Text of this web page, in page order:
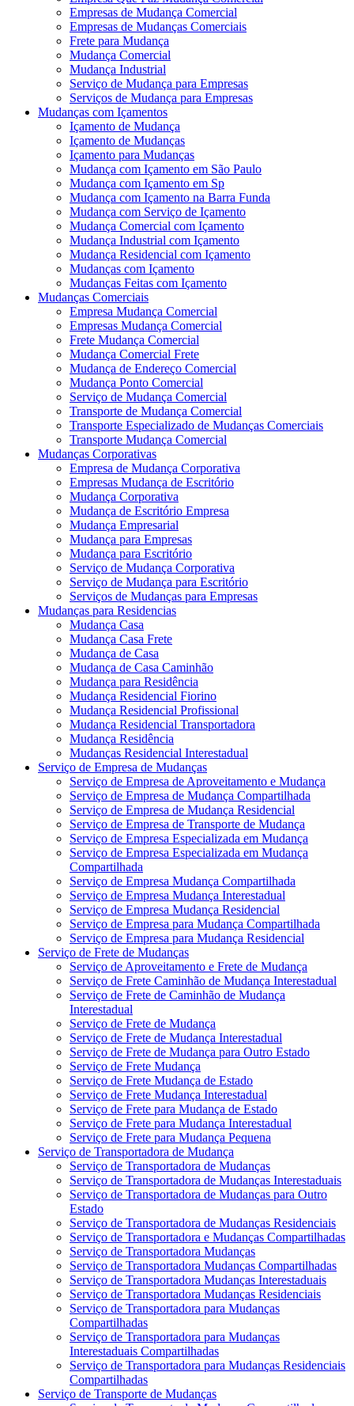
Empresas de Mudança Comercial
Empresas de Mudanças Comerciais
Frete para Mudança
Mudança Comercial
Mudança Industrial
Serviço de Mudança para Empresas
Serviços de Mudança para Empresas
Mudanças com Içamentos
Içamento de Mudança
Içamento de Mudanças
Içamento para Mudanças
Mudança com Içamento em São Paulo
Mudança com Içamento em Sp
Mudança com Içamento na Barra Funda
Mudança com Serviço de Içamento
Mudança Comercial com Içamento
Mudança Industrial com Içamento
Mudança Residencial com Içamento
Mudanças com Içamento
Mudanças Feitas com Içamento
Mudanças Comerciais
Empresa Mudança Comercial
Empresas Mudança Comercial
Frete Mudança Comercial
Mudança Comercial Frete
Mudança de Endereço Comercial
Mudança Ponto Comercial
Serviço de Mudança Comercial
Transporte de Mudança Comercial
Transporte Especializado de Mudanças Comerciais
Transporte Mudança Comercial
Mudanças Corporativas
Empresa de Mudança Corporativa
Empresas Mudança de Escritório
Mudança Corporativa
Mudança de Escritório Empresa
Mudança Empresarial
Mudança para Empresas
Mudança para Escritório
Serviço de Mudança Corporativa
Serviço de Mudança para Escritório
Serviços de Mudanças para Empresas
Mudanças para Residencias
Mudança Casa
Mudança Casa Frete
Mudança de Casa
Mudança de Casa Caminhão
Mudança para Residência
Mudança Residencial Fiorino
Mudança Residencial Profissional
Mudança Residencial Transportadora
Mudança Residência
Mudanças Residencial Interestadual
Serviço de Empresa de Mudanças
Serviço de Empresa de Aproveitamento e Mudança
Serviço de Empresa de Mudança Compartilhada
Serviço de Empresa de Mudança Residencial
Serviço de Empresa de Transporte de Mudança
Serviço de Empresa Especializada em Mudança
Serviço de Empresa Especializada em Mudança
Compartilhada
Serviço de Empresa Mudança Compartilhada
Serviço de Empresa Mudança Interestadual
Serviço de Empresa Mudança Residencial
Serviço de Empresa para Mudança Compartilhada
Serviço de Empresa para Mudança Residencial
Serviço de Frete de Mudanças
Serviço de Aproveitamento e Frete de Mudança
Serviço de Frete Caminhão de Mudança Interestadual
Serviço de Frete de Caminhão de Mudança
Interestadual
Serviço de Frete de Mudança
Serviço de Frete de Mudança Interestadual
Serviço de Frete de Mudança para Outro Estado
Serviço de Frete Mudança
Serviço de Frete Mudança de Estado
Serviço de Frete Mudança Interestadual
Serviço de Frete para Mudança de Estado
Serviço de Frete para Mudança Interestadual
Serviço de Frete para Mudança Pequena
Serviço de Transportadora de Mudança
Serviço de Transportadora de Mudanças
Serviço de Transportadora de Mudanças Interestaduais
Serviço de Transportadora de Mudanças para Outro
Estado
Serviço de Transportadora de Mudanças Residenciais
Serviço de Transportadora e Mudanças Compartilhadas
Serviço de Transportadora Mudanças
Serviço de Transportadora Mudanças Compartilhadas
Serviço de Transportadora Mudanças Interestaduais
Serviço de Transportadora Mudanças Residenciais
Serviço de Transportadora para Mudanças
Compartilhadas
Serviço de Transportadora para Mudanças
Interestaduais Compartilhadas
Serviço de Transportadora para Mudanças Residenciais
Compartilhadas
Serviço de Transporte de Mudanças